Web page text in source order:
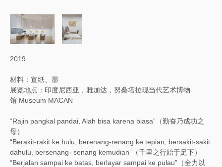
2019
材料：宣纸、墨
展览地点：印度尼西亚，雅加达，努桑塔拉现当代艺术博物
馆 Museum MACAN
“Rajin pangkal pandai, Alah bisa karena biasa”（勤奋乃成功之
母）
“Berakit-rakit ke hulu, berenang-renang ke tepian, bersakit-sakit
dahulu, bersenang- senang kemudian”（千里之行始于足下）
“Berjalan sampai ke batas, berlayar sampai ke pulau”（全力以